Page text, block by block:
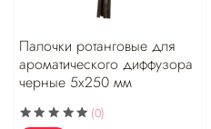
Палочки ротанговые для
ароматического диффузора
черные 5х250 мм
(0)